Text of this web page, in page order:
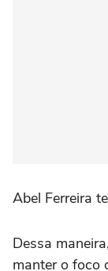
Abel Ferreira
Dessa
manter o foco